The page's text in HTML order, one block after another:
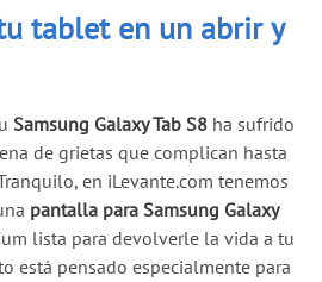
tablet en un abrir y
Samsung Galaxy Tab S8 ha sufrido
de grietas que complican hasta
en iLevante.com tenemos
pantalla para Samsung Galaxy
lista para devolverle la vida a tu
está pensado especialmente para